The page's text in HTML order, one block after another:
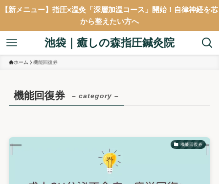
【新メニュー】指圧×温灸「深層加温コース」開始！自律神経を芯
から整えたい方へ
池袋｜癒しの森指圧鍼灸院
ホーム 機能回復券
機能回復券 – category –
機能回復券